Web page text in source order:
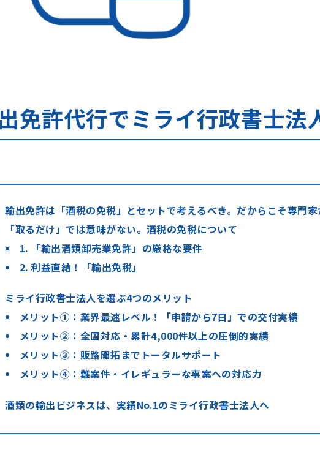
免許代行でミライ行政書士法
輸出免許は「酒税の免税」とセットで考えるべき。だからこそ専門
「取るだけ」では意味がない。酒税の免税について
1. 「輸出酒類卸売業免許」の厳格な要件
2. 利益直結！「輸出免税」
ミライ行政書士法人を選ぶ4つのメリット
メリット①：業界最速レベル！「申請から7日」での交付実績
メリット②：全国対応・累計4,000件以上の圧倒的実績
メリット③：販路開拓までトータルサポート
メリット④：難案件・イレギュラーな事案への対応力
酒類の輸出ビジネスは、実績No.1のミライ行政書士法人へ